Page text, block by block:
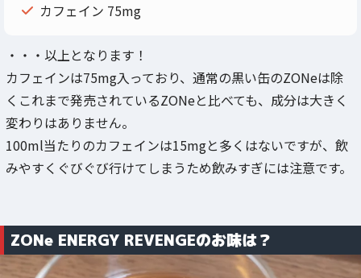
カフェイン 75mg
・・・以上となります！
カフェインは75mg入っており、通常の黒い缶のZONeは除
くこれまで発売されているZONeと比べても、成分は大きく
変わりはありません。
100ml当たりのカフェインは15mgと多くはないですが、飲
みやすくぐびぐび行けてしまうため飲みすぎには注意です。
ZONe ENERGY REVENGEのお味は？